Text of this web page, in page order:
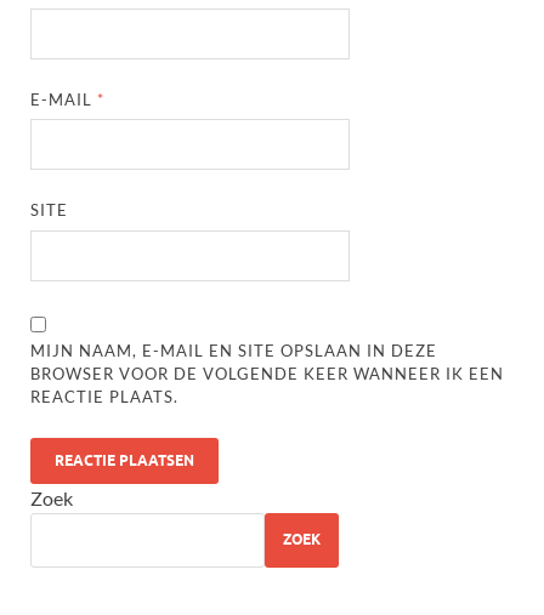
E-MAIL *
SITE
MIJN NAAM, E-MAIL EN SITE OPSLAAN IN DEZE
BROWSER VOOR DE VOLGENDE KEER WANNEER IK EEN
REACTIE PLAATS.
Zoek
ZOEK